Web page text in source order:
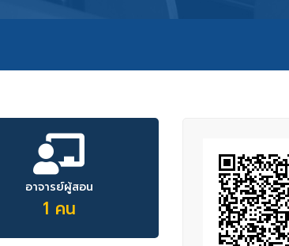
อาจารย์ผู้สอน
1 คน